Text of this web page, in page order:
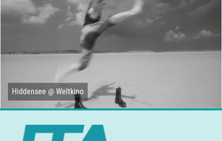
Hiddensee @ Weltkino